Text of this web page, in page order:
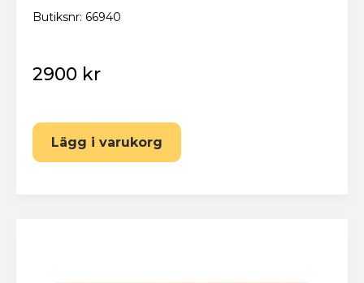
Butiksnr: 66940
2900 kr
Lägg i varukorg